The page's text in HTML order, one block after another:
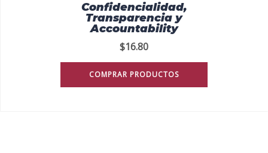
Confidencialidad,
Transparencia y
Accountability
$16.80
COMPRAR PRODUCTOS